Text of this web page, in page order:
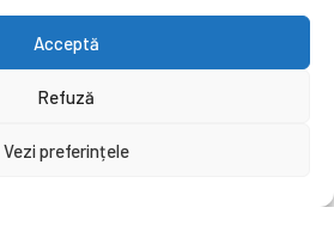
Acceptă
Refuză
Vezi preferințele